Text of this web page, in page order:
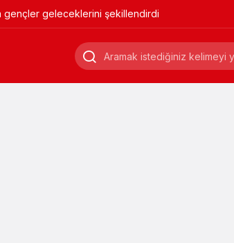
gençler geleceklerini şekillendirdi